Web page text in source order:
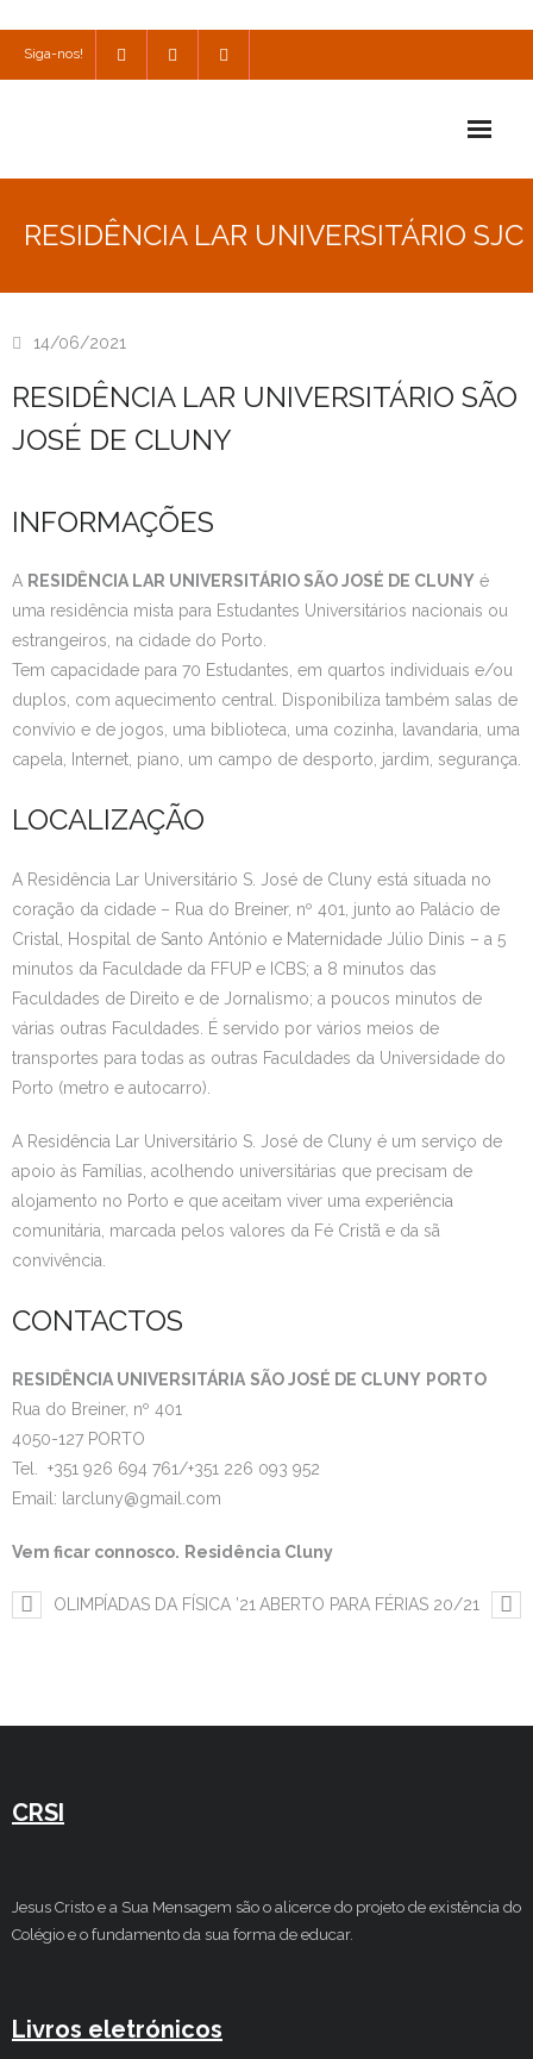
Siga-nos!
Utilidades
Estudar no CRSI
RESIDÊNCIA LAR UNIVERSITÁRIO SJC
14/06/2021
RESIDÊNCIA LAR UNIVERSITÁRIO SÃO
JOSÉ DE CLUNY
INFORMAÇÕES
A RESIDÊNCIA LAR UNIVERSITÁRIO SÃO JOSÉ DE CLUNY é
uma residência mista para Estudantes Universitários nacionais ou
estrangeiros, na cidade do Porto.
Tem capacidade para 70 Estudantes, em quartos individuais e/ou
duplos, com aquecimento central. Disponibiliza também salas de
convívio e de jogos, uma biblioteca, uma cozinha, lavandaria, uma
capela, Internet, piano, um campo de desporto, jardim, segurança.
LOCALIZAÇÃO
A Residência Lar Universitário S. José de Cluny está situada no
coração da cidade – Rua do Breiner, nº 401, junto ao Palácio de
Cristal, Hospital de Santo António e Maternidade Júlio Dinis – a 5
minutos da Faculdade da FFUP e ICBS; a 8 minutos das
Faculdades de Direito e de Jornalismo; a poucos minutos de
várias outras Faculdades. É servido por vários meios de
transportes para todas as outras Faculdades da Universidade do
Porto (metro e autocarro).
A Residência Lar Universitário S. José de Cluny é um serviço de
apoio às Famílias, acolhendo universitárias que precisam de
alojamento no Porto e que aceitam viver uma experiência
comunitária, marcada pelos valores da Fé Cristã e da sã
convivência.
CONTACTOS
RESIDÊNCIA UNIVERSITÁRIA SÃO JOSÉ DE CLUNY PORTO
Rua do Breiner, nº 401
4050-127 PORTO
Tel. +351 926 694 761/+351 226 093 952
Email: larcluny@gmail.com
Vem ficar connosco. Residência Cluny
OLIMPÍADAS DA FÍSICA ’21 ABERTO PARA FÉRIAS 20/21
CRSI
Jesus Cristo e a Sua Mensagem são o alicerce do projeto de existência do
Colégio e o fundamento da sua forma de educar.
Livros eletrónicos